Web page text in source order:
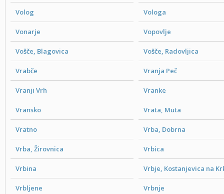
Volog Vologa
Vonarje Vopovlje
Vošče, Blagovica Vošče, Radovljica
Vrabče Vranja Peč
Vranji Vrh Vranke
Vransko Vrata, Muta
Vratno Vrba, Dobrna
Vrba, Žirovnica Vrbica
Vrbina Vrbje, Kostanjevica na
Vrbljene Vrbnje